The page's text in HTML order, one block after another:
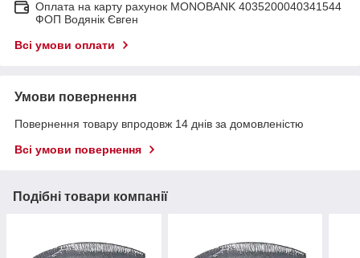
Оплата на карту рахунок MONOBANK 4035200040341544
ФОП Водянік Євген
Всі умови оплати
Умови повернення
Повернення товару впродовж 14 днів за домовленістю
Всі умови повернення
Подібні товари компанії